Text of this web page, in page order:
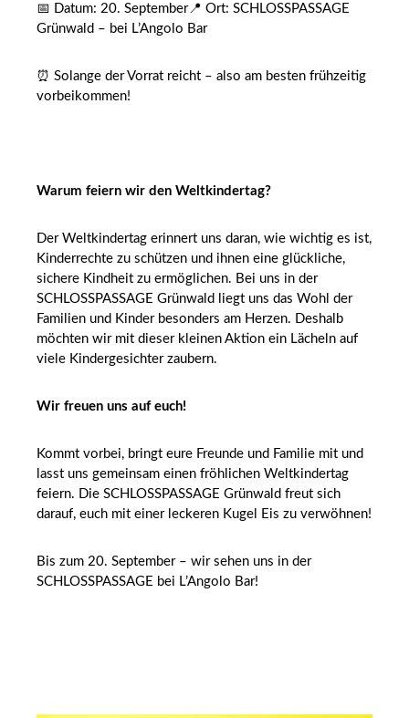
📅 Datum: 20. September📍 Ort: SCHLOSSPASSAGE
Grünwald – bei L’Angolo Bar
⏰ Solange der Vorrat reicht – also am besten frühzeitig
vorbeikommen!
Warum feiern wir den Weltkindertag?
Der Weltkindertag erinnert uns daran, wie wichtig es ist,
Kinderrechte zu schützen und ihnen eine glückliche,
sichere Kindheit zu ermöglichen. Bei uns in der
SCHLOSSPASSAGE Grünwald liegt uns das Wohl der
Familien und Kinder besonders am Herzen. Deshalb
möchten wir mit dieser kleinen Aktion ein Lächeln auf
viele Kindergesichter zaubern.
Wir freuen uns auf euch!
Kommt vorbei, bringt eure Freunde und Familie mit und
lasst uns gemeinsam einen fröhlichen Weltkindertag
feiern. Die SCHLOSSPASSAGE Grünwald freut sich
darauf, euch mit einer leckeren Kugel Eis zu verwöhnen!
Bis zum 20. September – wir sehen uns in der
SCHLOSSPASSAGE bei L’Angolo Bar!